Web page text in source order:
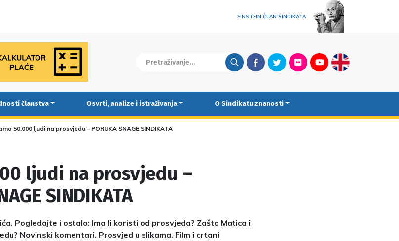
EINSTEIN ČLAN SINDIKATA
FacebookTwitterFlickrYoutubeEnglish
članstva Osvrti, analize i istraživanja O Sindikatu znanosti
50.000 ljudi na prosvjedu – PORUKA SNAGE SINDIKATA
ljudi na prosvjedu –
SINDIKATA
Pogledajte i ostalo: Ima li koristi od prosvjeda? Zašto Matica i
Novinski komentari. Prosvjed u slikama. Film i crtani